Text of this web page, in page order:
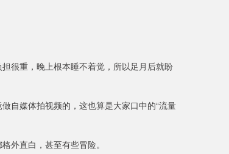
很重，晚上根本睡不着觉，所以足月后就盼
自媒体拍视频的，这也算是大家口中的“流量
外直白，甚至有些冒险。